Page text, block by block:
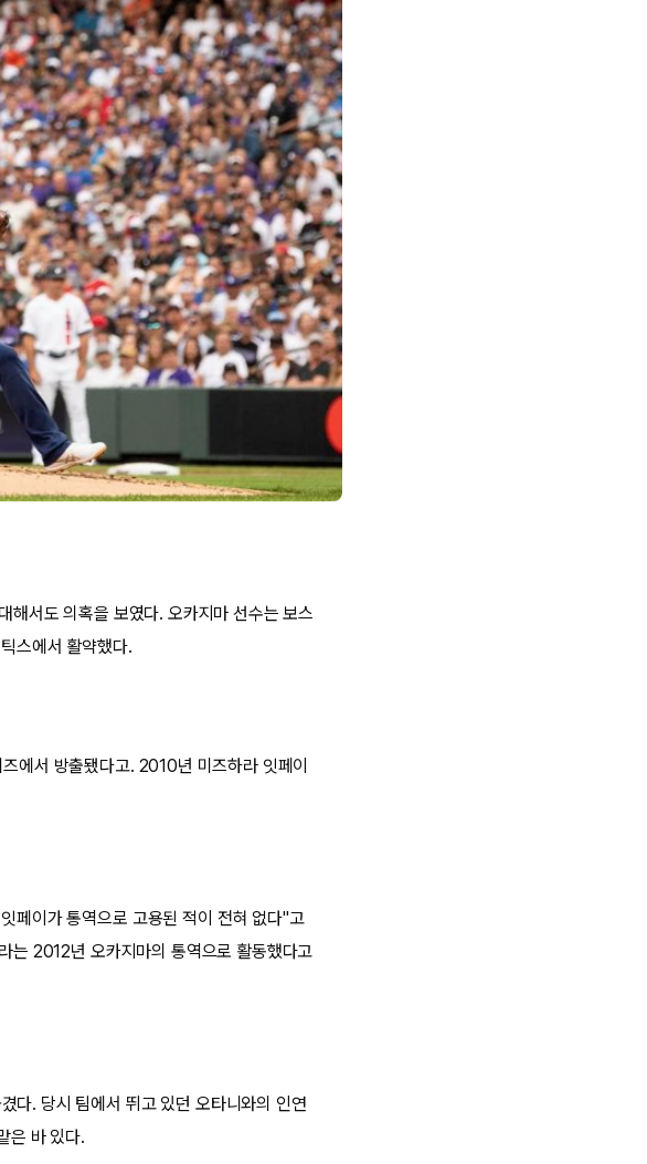
서도 의혹을 보였다. 오카지마 선수는 보스
스에서 활약했다.
에서 방출됐다고. 2010년 미즈하라 잇페이
페이가 통역으로 고용된 적이 전혀 없다"고
는 2012년 오카지마의 통역으로 활동했다고
다. 당시 팀에서 뛰고 있던 오타니와의 인연
은 바 있다.